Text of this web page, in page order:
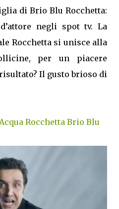
di Brio Blu Rocchetta:
negli spot tv. La
Rocchetta si unisce alla
per un piacere
Il gusto brioso di
Rocchetta Brio Blu